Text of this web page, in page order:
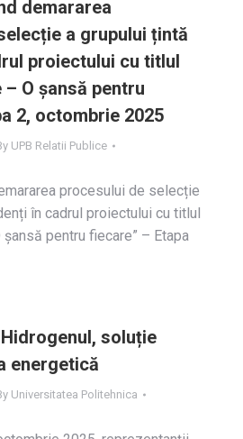
demararea
a grupului țintă
proiectului cu titlul
– O șansă pentru
2, octombrie 2025
UPB Relatii Publice
procesului de selecție
în cadrul proiectului cu titlul
șansă pentru fiecare” – Etapa
soluție
energetică
Universitatea Politehnica